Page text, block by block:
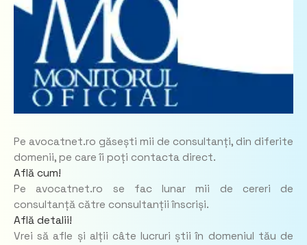
Pe avocatnet.ro găsești mii de consultanți, din diferite
domenii, pe care îi poți contacta direct.
Află cum!
Pe avocatnet.ro se fac lunar mii de cereri de
consultanță către consultanții înscriși.
Află detalii!
Vrei să afle și alții câte lucruri știi în domeniul tău de